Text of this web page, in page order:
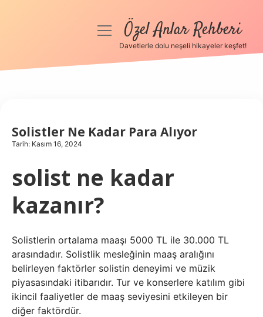
Anasayfa
Hakkımızda
menüyüÖzel Anlar Rehberi
Davetlerle dolu neşeli hikayeler keşfet!
Solistler Ne Kadar Para Alıyor
Tarih: Kasım 16, 2024
solist ne kadar
kazanır?
Solistlerin ortalama maaşı 5000 TL ile 30.000 TL
arasındadır. Solistlik mesleğinin maaş aralığını
belirleyen faktörler solistin deneyimi ve müzik
piyasasındaki itibarıdır. Tur ve konserlere katılım gibi
ikincil faaliyetler de maaş seviyesini etkileyen bir
diğer faktördür.